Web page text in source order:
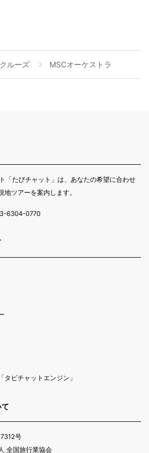
ルーズ MSCオーケストラ
「たびチャット」は、あなたの希望に合わせ
ツアーを案内します。
6304-0770
タビチャットエンジン」
号
全国旅行業協会